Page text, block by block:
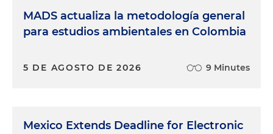
MADS actualiza la metodología general
para estudios ambientales en Colombia
5 DE AGOSTO DE 2026 9 Minutes
Mexico Extends Deadline for Electronic